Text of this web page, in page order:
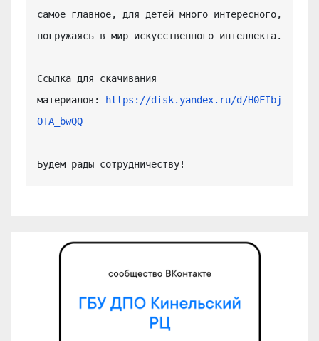
самое главное, для детей много интересного,
погружаясь в мир искусственного интеллекта.
Ссылка для скачивания
материалов:
https://disk.yandex.ru/d/H0FIbj
OTA_bwQQ
Будем рады сотрудничеству!